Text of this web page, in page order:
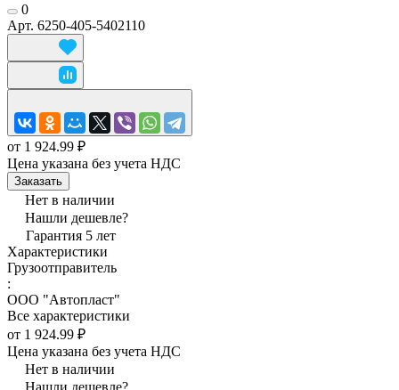
0
Арт. 6250-405-5402110
от 1 924.99 ₽
Цена указана без учета НДС
Заказать
Нет в наличии
Нашли дешевле?
Гарантия 5 лет
Характеристики
Грузоотправитель
:
ООО "Автопласт"
Все характеристики
от 1 924.99 ₽
Цена указана без учета НДС
Нет в наличии
Нашли дешевле?